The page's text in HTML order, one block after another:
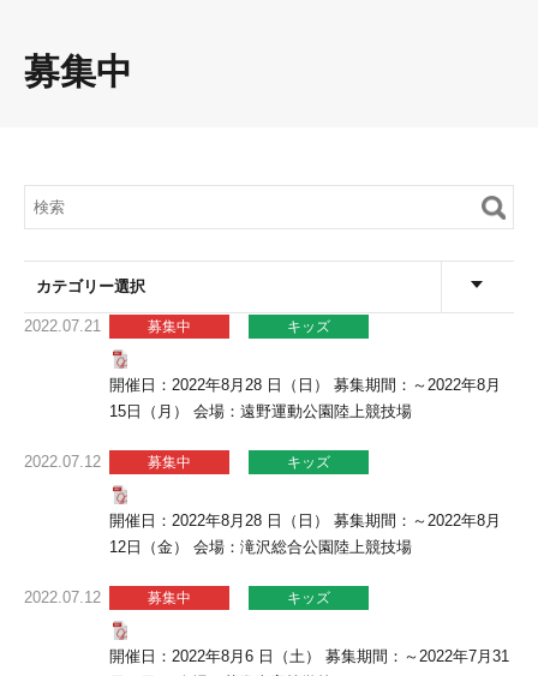
募集中
カテゴリー選択
2022.07.21 募集中 キッズ
開催日：2022年8月28 日（日） 募集期間：～2022年8月
15日（月） 会場：遠野運動公園陸上競技場
2022.07.12 募集中 キッズ
開催日：2022年8月28 日（日） 募集期間：～2022年8月
12日（金） 会場：滝沢総合公園陸上競技場
2022.07.12 募集中 キッズ
開催日：2022年8月6 日（土） 募集期間：～2022年7月31